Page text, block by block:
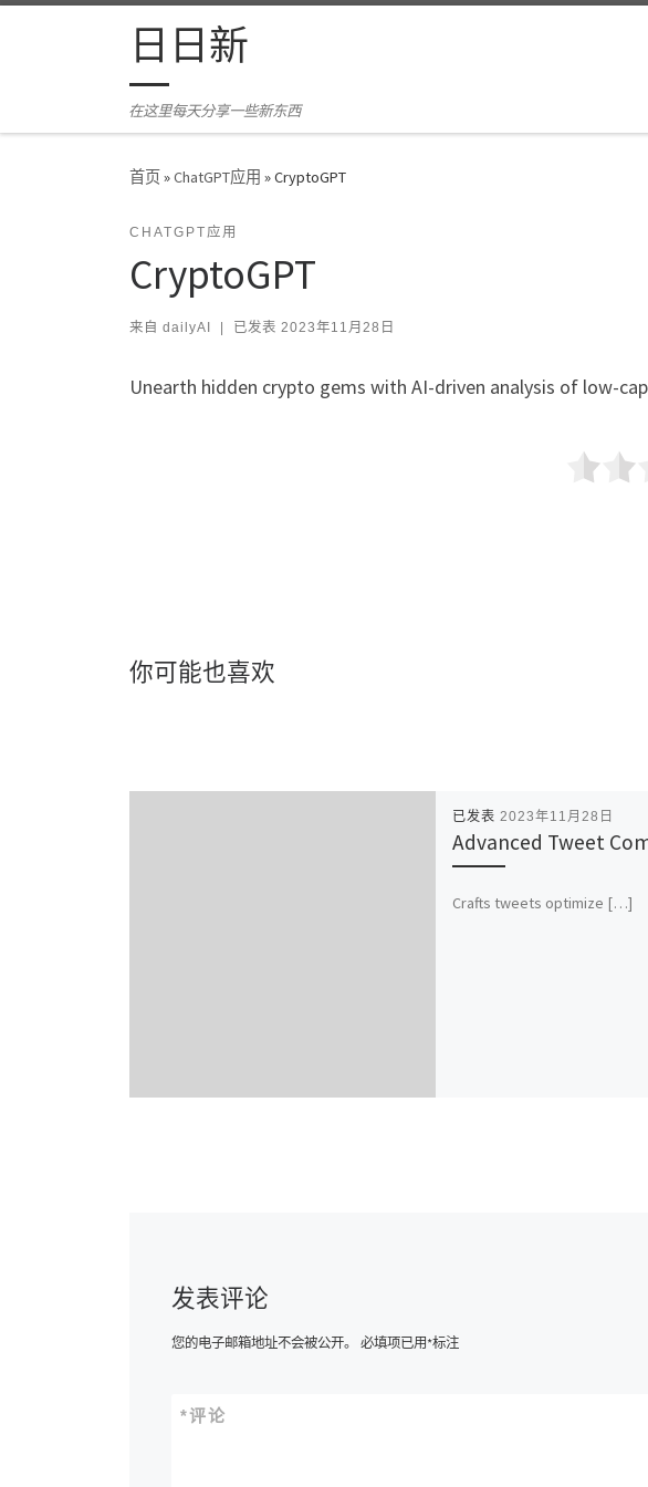
Skip to content日日新
在这里每天分享一些新东西
首页»ChatGPT应用 »CryptoGPT
CHATGPT应用
CryptoGPT
来自 dailyAI 已发表 2023年11月28日
Unearth hidden crypto gems with AI-driven analysis of low-
你可能也喜欢
已发表 2023年11月28日
Advanced Tweet
Crafts tweets optimize […]
发表评论
您的电子邮箱地址不会被公开。 必填项已用*标注
评论
*